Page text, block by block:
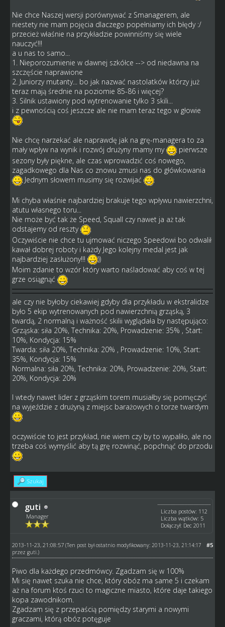
Nie chce Naszej wersji porównywać z Smanagerem, ale
niestety nie mam pojęcia dlaczego popełniamy ich błędy :/
przecież właśnie na przykładzie powinniśmy się wiele
nauczyć!!!
a u nas to samo...
1. Nieporozumienie w dawnej szkółce --> od niedawna na
szczęście naprawione
2. Juniorzy mutanty... bo jak nazwać nastolatków którzy już
teraz mają średnie na poziomie 85-86 i więcej?
3. Silnik ustawiony pod wytrenowanie tylko 3 skili...
i z pewnością coś jeszcze ale nie mam teraz tego w głowie
Nie chcę narzekać ale naprawdę jak na grę-managera to za
mały wpływ na wynik i rozwój drużyny mamy my
pierwsze
sezony były piękne, ale czas wprowadzić coś nowego,
zagadkowego dla Nas co znowu zmusi nas do główkowania
Jednym słowem musimy się rozwijać
Mi chyba właśnie najbardziej brakuje tego wpływu nawierzchni,
atutu własnego toru...
Nie może być tak że Speed, Squall czy nawet ja aż tak
odstajemy od reszty
Oczywiście nie chce tu ujmować niczego Speedowi bo odwalił
kawał dobrej roboty i każdy Jego kolejny medal jest jak
najbardziej zasłużony!!!
))
Moim zdanie to wzór który warto naśladować aby coś w tej
grze osiągnąć
ale czy nie byłoby ciekawiej gdyby dla przykładu w ekstralidze
było 5 ekip wytrenowanych pod nawierzchnią grząską, 3
twardą, 2 normalną i ważność skilii wyglądała by następująco:
Grząska: siła 20%, Technika: 20%, Prowadzenie: 35% , Start:
10%, Kondycja: 15%
Twarda: siła 20%, Technika: 20% , Prowadzenie: 10%, Start:
35%, Kondycja: 15%
Normalna: siła 20%, Technika: 20%, Prowadzenie: 20%, Start:
20%, Kondycja: 20%
I wtedy nawet lider z grząskim torem musiałby się pomęczyć
na wyjeździe z drużyną z miejsc barażowych o torze twardym
oczywiście to jest przykład, nie wiem czy by to wypaliło, ale no
trzeba coś wymyślić aby tą grę rozwinąć, popchnąć do przodu
Szukaj
guti
Manager
Liczba postów: 112
Liczba wątków: 5
Dołączył: Dec 2011
#5
2013-11-23, 21:08:57 (Ten post był ostatnio modyfikowany: 2013-11-23, 21:14:17
przez guti.)
Piwo dla każdego przedmówcy. Zgadzam się w 100%
Mi się nawet szuka nie chce, który obóz ma same 5 i czekam
aż na forum ktoś rzuci to magiczne miasto, które daje takiego
kopa zawodnikom.
Zgadzam się z przepaścią pomiędzy starymi a nowymi
graczami, którą obóz potęguje